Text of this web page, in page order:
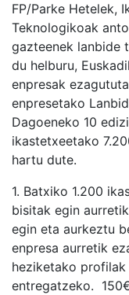
FP/Parke Hetelek,
Teknologikoak
gazteenek lanbide
du helburu,
enpresak
enpresetako
Dagoeneko 10
ikastetxeetako
hartu dute.
1. Batxiko 1.200
bisitak egin
egin eta aurkeztu
enpresa aurretik
heziketako
entregatzeko.